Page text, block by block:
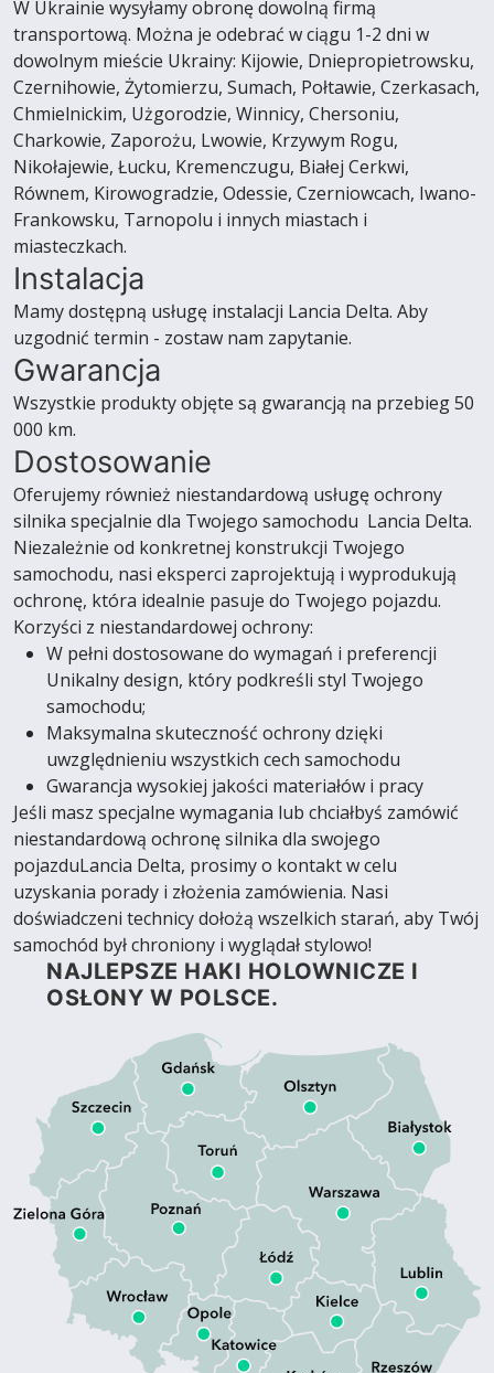
W Ukrainie wysyłamy obronę dowolną firmą
transportową. Można je odebrać w ciągu 1-2 dni w
dowolnym mieście Ukrainy: Kijowie, Dniepropietrowsku,
Czernihowie, Żytomierzu, Sumach, Połtawie, Czerkasach,
Chmielnickim, Użgorodzie, Winnicy, Chersoniu,
Charkowie, Zaporożu, Lwowie, Krzywym Rogu,
Nikołajewie, Łucku, Kremenczugu, Białej Cerkwi,
Równem, Kirowogradzie, Odessie, Czerniowcach, Iwano-
Frankowsku, Tarnopolu i innych miastach i
miasteczkach.
Instalacja
Mamy dostępną usługę instalacji Lancia Delta. Aby
uzgodnić termin - zostaw nam zapytanie.
Gwarancja
Wszystkie produkty objęte są gwarancją na przebieg 50
000 km.
Dostosowanie
Oferujemy również niestandardową usługę ochrony
silnika specjalnie dla Twojego samochodu Lancia Delta.
Niezależnie od konkretnej konstrukcji Twojego
samochodu, nasi eksperci zaprojektują i wyprodukują
ochronę, która idealnie pasuje do Twojego pojazdu.
Korzyści z niestandardowej ochrony:
W pełni dostosowane do wymagań i preferencji
Unikalny design, który podkreśli styl Twojego
samochodu;
Maksymalna skuteczność ochrony dzięki
uwzględnieniu wszystkich cech samochodu
Gwarancja wysokiej jakości materiałów i pracy
Jeśli masz specjalne wymagania lub chciałbyś zamówić
niestandardową ochronę silnika dla swojego
pojazduLancia Delta, prosimy o kontakt w celu
uzyskania porady i złożenia zamówienia. Nasi
doświadczeni technicy dołożą wszelkich starań, aby Twój
samochód był chroniony i wyglądał stylowo!
NAJLEPSZE HAKI HOLOWNICZE I
OSŁONY W POLSCE.